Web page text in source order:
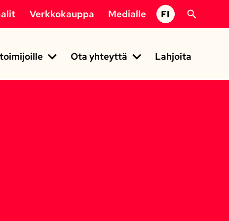
Ota yhteyttä Lahjoita
Verkkokauppa Medialle FI